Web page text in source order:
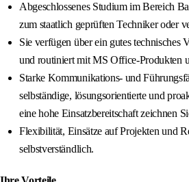
Abgeschlossenes Studium im Bereich
zum staatlich geprüften Techniker oder
Sie verfügen über ein gutes technisches
und routiniert mit MS Office-Produkten
Starke Kommunikations- und
selbständige, lösungsorientierte und
eine hohe Einsatzbereitschaft zeichnen
Flexibilität, Einsätze auf Projekten und
selbstverständlich.